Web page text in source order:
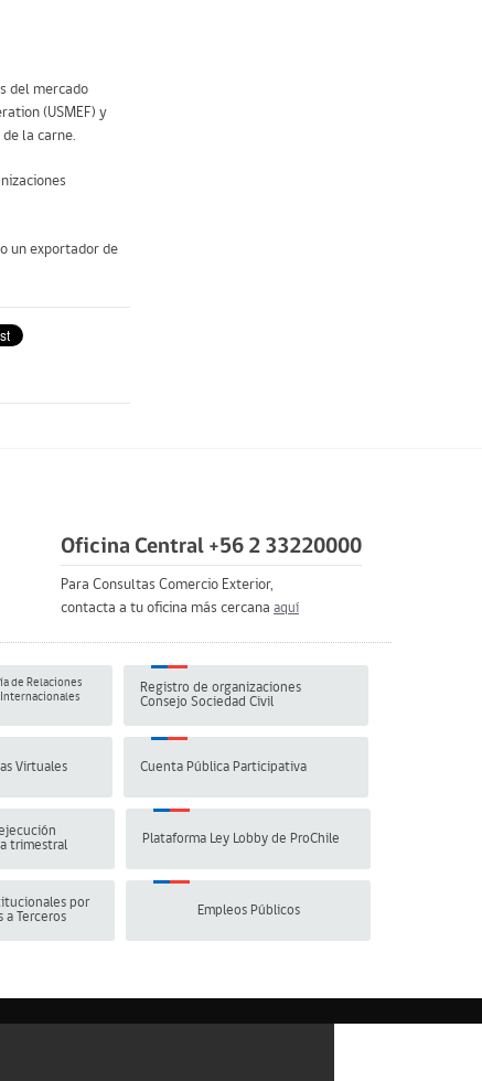
del mercado
(USMEF) y
la carne.
un exportador de
Oficina Central +56 2 33220000
Para Consultas Comercio Exterior,
contacta a tu oficina más cercana aquí
de Relaciones
Registro de organizaciones
Consejo Sociedad Civil
Virtuales Cuenta Pública Participativa
trimestral
Plataforma Ley Lobby de ProChile
Empleos Públicos
por
a Terceros